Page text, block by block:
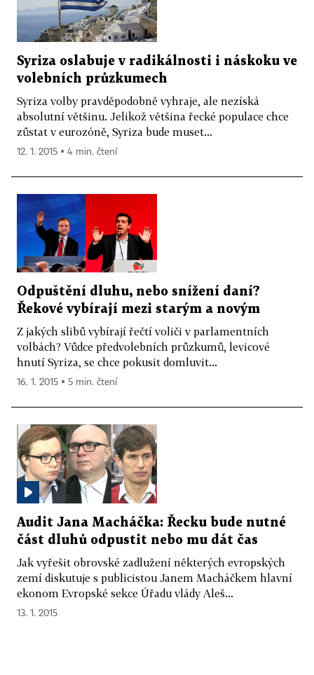
Syriza oslabuje v radikálnosti i náskoku ve
volebních průzkumech
Syriza volby pravděpodobně vyhraje, ale nezíská
absolutní většinu. Jelikož většina řecké populace chce
zůstat v eurozóně, Syriza bude muset...
12. 1. 2015 ▪ 4 min. čtení
Odpuštění dluhu, nebo snížení daní?
Řekové vybírají mezi starým a novým
Z jakých slibů vybírají řečtí voliči v parlamentních
volbách? Vůdce předvolebních průzkumů, levicové
hnutí Syriza, se chce pokusit domluvit...
16. 1. 2015 ▪ 5 min. čtení
Audit Jana Macháčka: Řecku bude nutné
část dluhů odpustit nebo mu dát čas
Jak vyřešit obrovské zadlužení některých evropských
zemí diskutuje s publicistou Janem Macháčkem hlavní
ekonom Evropské sekce Úřadu vlády Aleš...
13. 1. 2015